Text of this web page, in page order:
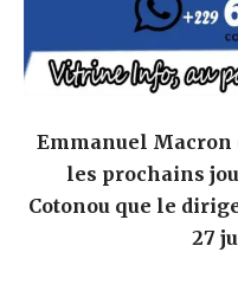
Emmanuel Macron
les prochains
Cotonou que le
27